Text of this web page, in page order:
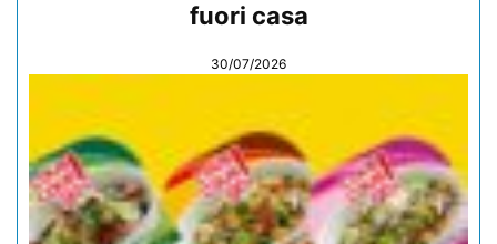
fuori casa
30/07/2026